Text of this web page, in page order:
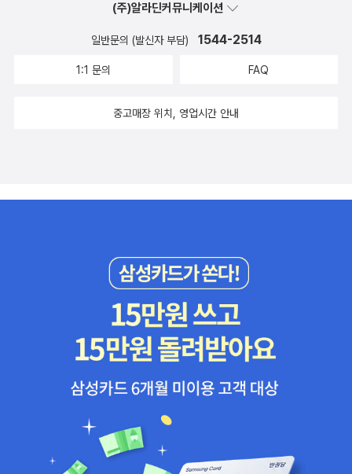
(주)알라딘커뮤니케이션
일반문의 (발신자 부담) 1544-2514
1:1 문의 FAQ
중고매장 위치, 영업시간 안내